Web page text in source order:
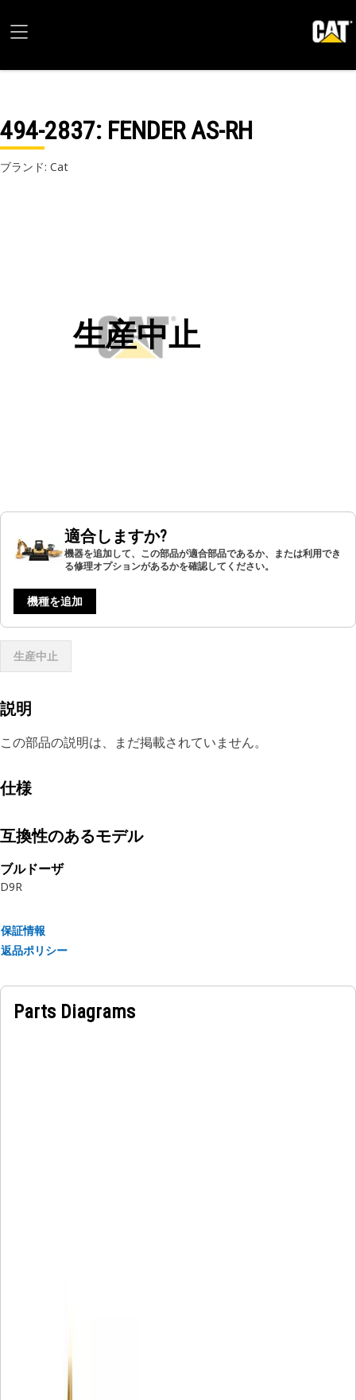
494-2837: FENDER AS-RH
ブランド: Cat
生産中止
適合しますか?
機器を追加して、この部品が適合部品であるか、または利用でき
る修理オプションがあるかを確認してください。
機種を追加
生産中止
説明
この部品の説明は、まだ掲載されていません。
仕様
互換性のあるモデル
ブルドーザ
D9R
保証情報
返品ポリシー
Parts Diagrams